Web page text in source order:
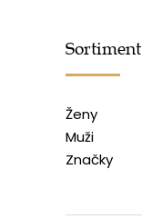
Sortiment
Ženy
Muži
Značky